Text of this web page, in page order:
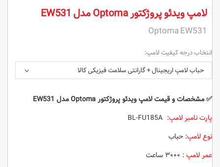
لامپ ویدئو پروژکتور Optoma مدل EW531
Optoma EW531
انتخاب درجه کیفیت لامپ:
حباب لامپ اریجینال + گارانتی سلامت فیزیکی کالا
✅مشخصات و قیمت لامپ ویدئو پروژکتور Optoma مدل EW531
پارت نامبر لامپ:
نوع لامپ: حباب
عمر لامپ : ۳۰۰۰ ساعت